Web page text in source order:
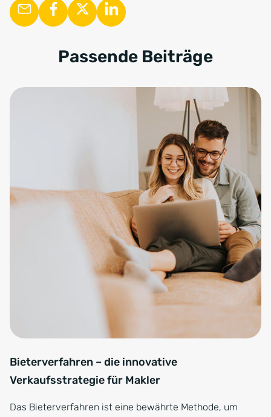
Passende Beiträge
Bieterverfahren – die innovative
Verkaufsstrategie für Makler
Das Bieterverfahren ist eine bewährte Methode, um